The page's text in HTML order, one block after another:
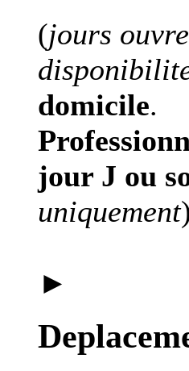
(jours
domicile.
jour J ou
uniquement
►